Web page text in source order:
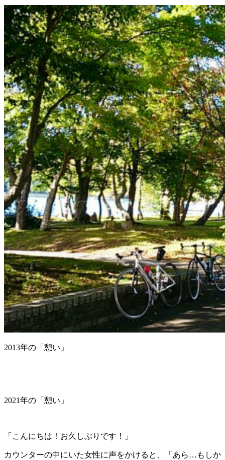
2013年の「憩い」
2021年の「憩い」
「こんにちは！お久しぶりです！」
カウンターの中にいた女性に声をかけると、「あら…もしか